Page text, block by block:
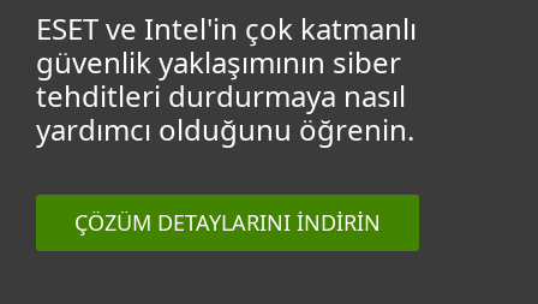
ESET ve Intel'in çok katmanlı
güvenlik yaklaşımının siber
tehditleri durdurmaya nasıl
yardımcı olduğunu öğrenin.
ÇÖZÜM DETAYLARINI İNDIRIN